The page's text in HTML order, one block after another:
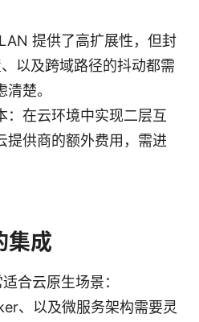
提供了高扩展性，但封
以及跨域路径的抖动都需
楚。
：在云环境中实现二层互
提供商的额外费用，需进
集成
合云原生场景：
、以及微服务架构需要灵